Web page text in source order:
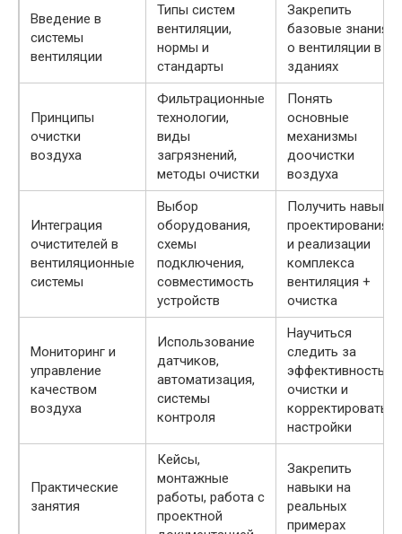
Введение в
системы
вентиляции
Типы систем
вентиляции,
нормы и
стандарты
Закрепить
базовые знания
о вентиляции в
зданиях
Принципы
очистки
воздуха
Фильтрационные
технологии,
виды
загрязнений,
методы очистки
Понять
основные
механизмы
доочистки
воздуха
Интеграция
очистителей в
вентиляционные
системы
Выбор
оборудования,
схемы
подключения,
совместимость
устройств
Получить навыки
проектирования
и реализации
комплекса
вентиляция +
очистка
Мониторинг и
управление
качеством
воздуха
Использование
датчиков,
автоматизация,
системы
контроля
Научиться
следить за
эффективностью
очистки и
корректировать
настройки
Практические
занятия
Кейсы,
монтажные
работы, работа с
проектной
Закрепить
навыки на
реальных
примерах